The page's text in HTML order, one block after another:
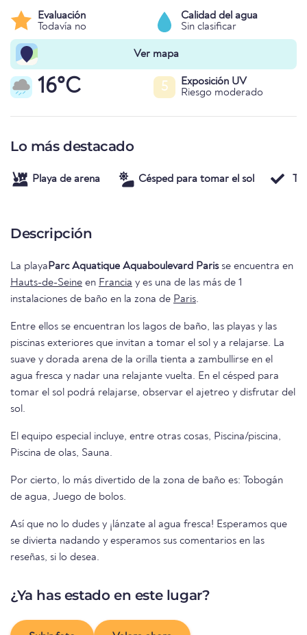
Evaluación
Todavía no
Calidad del agua
Sin clasificar
Ver mapa
16°C 5
Exposición UV
Riesgo moderado
Lo más destacado
Playa de arena Césped para tomar el sol
Descripción
La playaParc Aquatique Aquaboulevard Parisse encuentra en
Hauts-de-Seine en Francia y es una de las más de 1
instalaciones de baño en la zona de Paris.
Entre ellos se encuentran los lagos de baño, las playas y las
piscinas exteriores que invitan a tomar el sol y a relajarse. La
suave y dorada arena de la orilla tienta a zambullirse en el
agua fresca y nadar una relajante vuelta. En el césped para
tomar el sol podrá relajarse, observar el ajetreo y disfrutar del
sol.
El equipo especial incluye, entre otras cosas, Piscina/piscina,
Piscina de olas, Sauna.
Por cierto, lo más divertido de la zona de baño es: Tobogán
de agua, Juego de bolos.
Así que no lo dudes y ¡lánzate al agua fresca! Esperamos que
se divierta nadando y esperamos sus comentarios en las
reseñas, si lo desea.
¿Ya has estado en este lugar?